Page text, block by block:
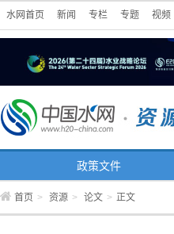
水网首页 新闻 专栏 专题 视频
政策文件
首页 > 资源 > 论文 > 正文